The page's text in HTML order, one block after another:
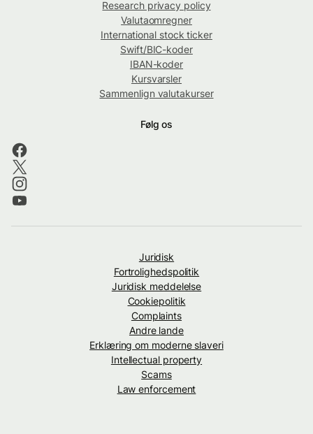
Research privacy policy
Valutaomregner
International stock ticker
Swift/BIC-koder
IBAN-koder
Kursvarsler
Sammenlign valutakurser
Følg os
Juridisk
Fortrolighedspolitik
Juridisk meddelelse
Cookiepolitik
Complaints
Andre lande
Erklæring om moderne slaveri
Intellectual property
Scams
Law enforcement